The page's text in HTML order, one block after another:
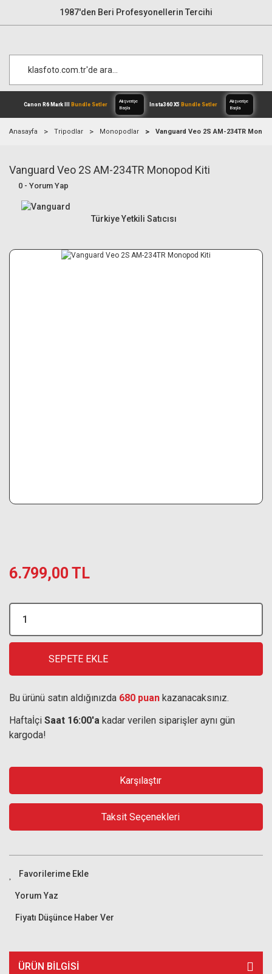
1987'den Beri Profesyonellerin Tercihi
Canon R6 Mark IIIBundle Setler
Alışverişe
Anasayfa Tripodlar Monopodlar Vanguard Veo 2S AM-234TR
Vanguard Veo 2S AM-234TR Monopod Kiti
0 - Yorum Yap
Türkiye Yetkili Satıcısı
6.799,00 TL
SEPETE EKLE
Bu ürünü satın aldığınızda 680 puan kazanacaksınız.
Haftaİçi Saat 16:00'a kadar verilen siparişler aynı gün
kargoda!
Karşılaştır
Taksit Seçenekleri
Yorum Yaz
Fiyatı Düşünce Haber Ver
ÜRÜN BILGISI